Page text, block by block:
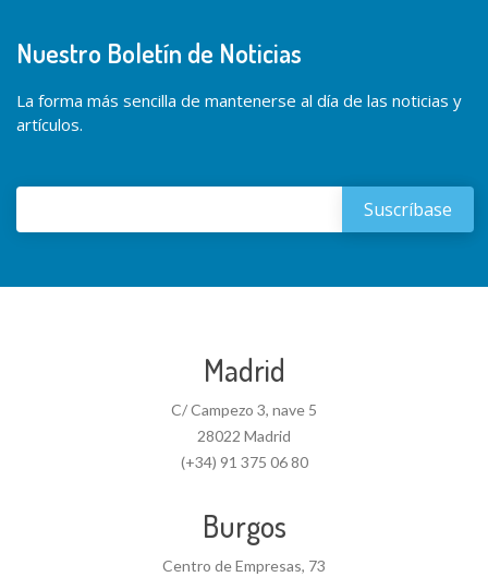
Nuestro Boletín de Noticias
La forma más sencilla de mantenerse al día de las noticias y
artículos.
Madrid
C/ Campezo 3, nave 5
28022 Madrid
(+34) 91 375 06 80
Burgos
Centro de Empresas, 73